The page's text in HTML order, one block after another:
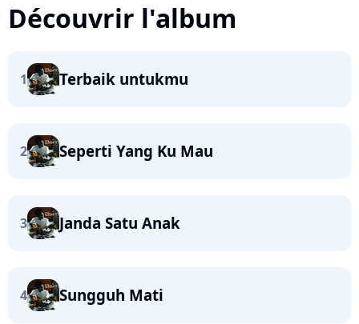
Découvrir l'album
1 Terbaik untukmu
2 Seperti Yang Ku Mau
3 Janda Satu Anak
4 Sungguh Mati